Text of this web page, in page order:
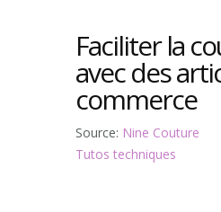
Faciliter la
avec des
commerce
Source: Nine Couture
Tutos techniques